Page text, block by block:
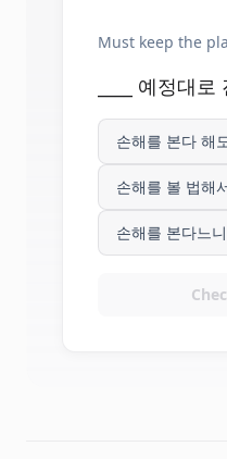
Must keep the
____ 예정대
손해를 본다 해
손해를 볼 법해
손해를 본다느니